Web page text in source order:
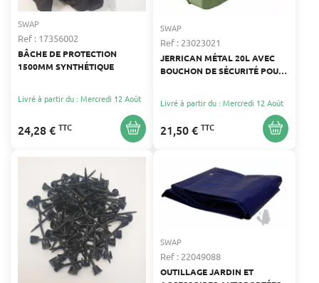
SWAP
Ref : 17356002
BÂCHE DE PROTECTION
1500MM SYNTHÉTIQUE
Livré à partir du : Mercredi 12 Août
24,28 € TTC
SWAP
Ref : 23023021
JERRICAN MÉTAL 20L AVEC
BOUCHON DE SÉCURITÉ POUR
Livré à partir du : Mercredi 12 Août
21,50 € TTC
SWAP
Ref : 22049088
OUTILLAGE JARDIN ET